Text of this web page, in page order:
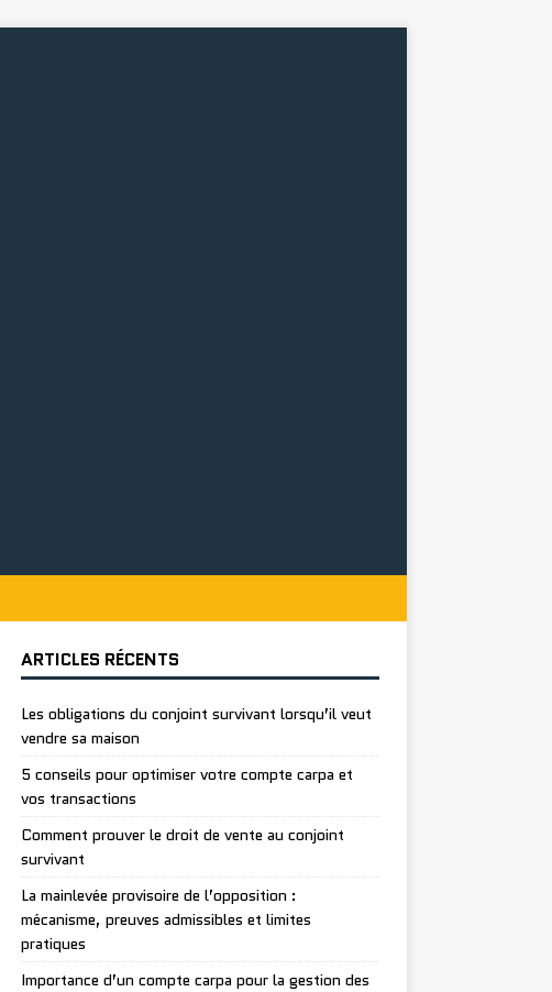
ARTICLES RÉCENTS
Les obligations du conjoint survivant lorsqu’il veut
vendre sa maison
5 conseils pour optimiser votre compte carpa et
vos transactions
Comment prouver le droit de vente au conjoint
survivant
La mainlevée provisoire de l’opposition :
mécanisme, preuves admissibles et limites
pratiques
Importance d’un compte carpa pour la gestion des